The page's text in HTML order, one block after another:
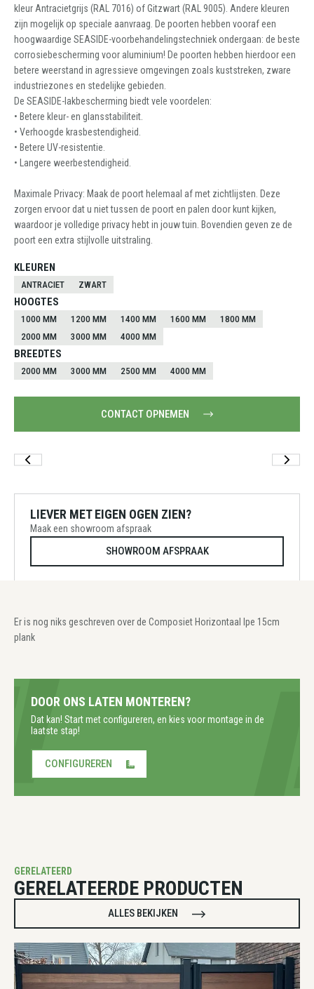
kleur Antracietgrijs (RAL 7016) of Gitzwart (RAL 9005). Andere kleuren
zijn mogelijk op speciale aanvraag. De poorten hebben vooraf een
hoogwaardige SEASIDE-voorbehandelingstechniek ondergaan: de beste
corrosiebescherming voor aluminium! De poorten hebben hierdoor een
betere weerstand in agressieve omgevingen zoals kuststreken, zware
industriezones en stedelijke gebieden.
De SEASIDE-lakbescherming biedt vele voordelen:
• Betere kleur- en glansstabiliteit.
• Verhoogde krasbestendigheid.
• Betere UV-resistentie.
• Langere weerbestendigheid.
Maximale Privacy: Maak de poort helemaal af met zichtlijsten. Deze
zorgen ervoor dat u niet tussen de poort en palen door kunt kijken,
waardoor je volledige privacy hebt in jouw tuin. Bovendien geven ze de
poort een extra stijlvolle uitstraling.
KLEUREN
ANTRACIET ZWART
HOOGTES
1000 MM 1200 MM 1400 MM 1600 MM
1800 MM
2000 MM
3000 MM 4000 MM
BREEDTES
2000 MM 3000 MM 2500 MM 4000 MM
CONTACT OPNEMEN
LIEVER MET EIGEN OGEN ZIEN?
Maak een showroom afspraak
SHOWROOM AFSPRAAK
Er is nog niks geschreven over de Composiet Horizontaal Ipe 15cm
plank
DOOR ONS LATEN MONTEREN?
Dat kan! Start met configureren, en kies voor montage in de
laatste stap!
CONFIGUREREN
GERELATEERD
GERELATEERDE PRODUCTEN
ALLES BEKIJKEN